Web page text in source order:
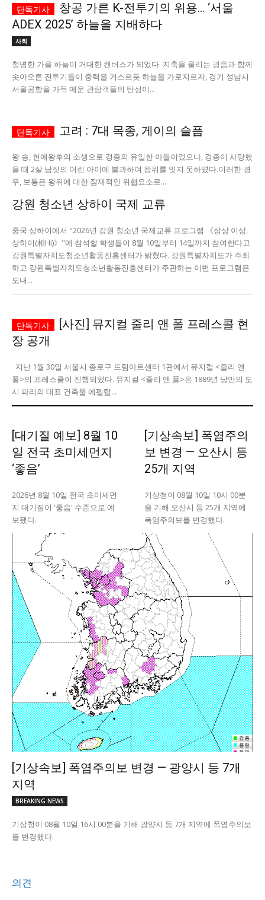
자유게시판 미니게임 운세 풀이
서비스 & 앱
수완뉴스 추천 서비스
멤버십 소개 이니셔티브
커리어
기자단 참여
저널리즘 바이브
출판서비스
라라프레스
오픈미트
자유게시판 미니게임 운세 풀이
서비스 & 앱
수완뉴스 추천 서비스
멤버십 소개 이니셔티브
커리어
기자단 참여
저널리즘 바이브
출판서비스
라라프레스
오픈미트
창공 가른 K-전투기의 위용… ‘서울
ADEX 2025’ 하늘을 지배하다
사회
청명한 가을 하늘이 거대한 캔버스가 되었다. 지축을 울리는 굉음과 함께
솟아오른 전투기들이 중력을 거스르듯 하늘을 가로지르자, 경기 성남시
서울공항을 가득 메운 관람객들의 탄성이...
고려 : 7대 목종, 게이의 슬픔
왕 송, 헌애왕후의 소생으로 경종의 유일한 아들이었으나, 경종이 사망했
을 때 2살 남짓의 어린 아이에 불과하여 왕위를 잇지 못하였다.이러한 경
우, 보통은 왕위에 대한 잠재적인 위협요소로...
강원 청소년 상하이 국제 교류
중국 상하이에서 "2026년 강원 청소년 국제교류 프로그램 《상상 이상,
상하이(相Hi)》"에 참석할 학생들이 8월 10일부터 14일까지 참여한다고
강원특별자치도청소년활동진흥센터가 밝혔다. 강원특별자치도가 주최
하고 강원특별자치도청소년활동진흥센터가 주관하는 이번 프로그램은
도내...
[사진] 뮤지컬 줄리 앤 폴 프레스콜 현
장 공개
지난 1월 30일 서울시 종로구 드림아트센터 1관에서 뮤지컬 <줄리 앤
폴>의 프레스콜이 진행되었다. 뮤지컬 <줄리 앤 폴>은 1889년 낭만의 도
시 파리의 대표 건축물 에펠탑...
[대기질 예보] 8월 10
일 전국 초미세먼지
‘좋음’
2026년 8월 10일 전국 초미세먼
지 대기질이 '좋음' 수준으로 예
보됐다.
[기상속보] 폭염주의
보 변경 — 오산시 등
25개 지역
기상청이 08월 10일 10시 00분
을 기해 오산시 등 25개 지역에
폭염주의보를 변경했다.
[기상속보] 폭염주의보 변경 — 광양시 등 7개
지역
BREAKING NEWS
기상청이 08월 10일 16시 00분을 기해 광양시 등 7개 지역에 폭염주의보
를 변경했다.
의견